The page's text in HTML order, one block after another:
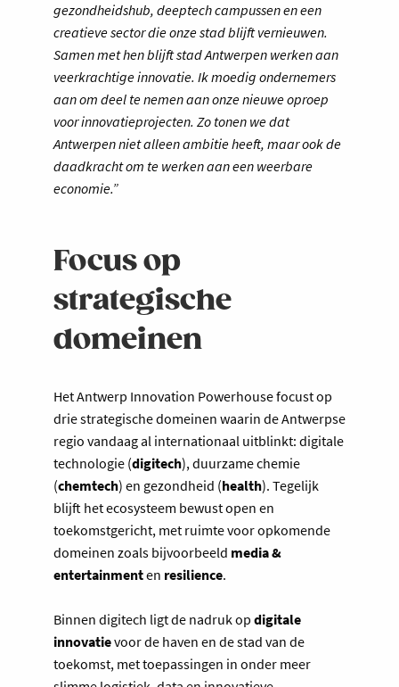
gezondheidshub, deeptech campussen en een
creatieve sector die onze stad blijft vernieuwen.
Samen met hen blijft stad Antwerpen werken aan
veerkrachtige innovatie. Ik moedig ondernemers
aan om deel te nemen aan onze nieuwe oproep
voor innovatieprojecten. Zo tonen we dat
Antwerpen niet alleen ambitie heeft, maar ook de
daadkracht om te werken aan een weerbare
economie.”
Focus op
strategische
domeinen
Het Antwerp Innovation Powerhouse focust op
drie strategische domeinen waarin de Antwerpse
regio vandaag al internationaal uitblinkt: digitale
technologie (digitech), duurzame chemie
(chemtech) en gezondheid (health). Tegelijk
blijft het ecosysteem bewust open en
toekomstgericht, met ruimte voor opkomende
domeinen zoals bijvoorbeeld media &
entertainmenten resilience.
Binnen digitech ligt de nadruk op digitale
innovatievoor de haven en de stad van de
toekomst, met toepassingen in onder meer